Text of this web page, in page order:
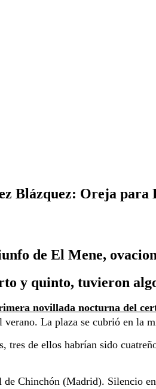
Blázquez: Oreja para
de El Mene,
y quinto, tuvieron
novillada nocturna del
La plaza se cubrió en la
de ellos habrían sido
Chinchón (Madrid). Silencio